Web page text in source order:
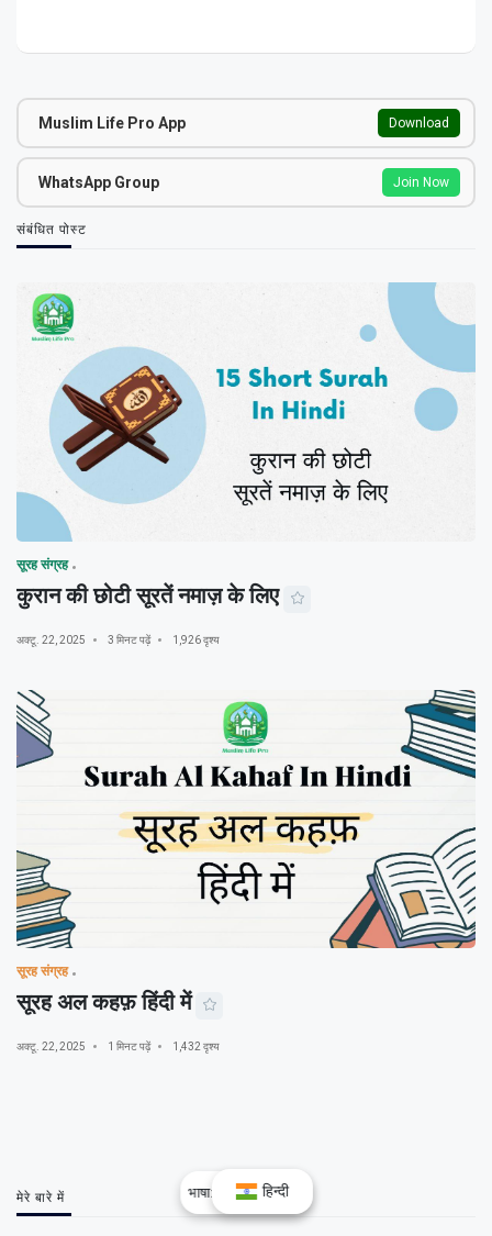
भाषा: हिन्दी
हिन्दी
Muslim Life Pro App Download
WhatsApp Group Join Now
संबंधित पोस्ट
सूरह संग्रह
कुरान की छोटी सूरतें नमाज़ के लिए
अक्टू. 22, 2025 3 मिनट पढ़ें 1,926 दृश्य
सूरह संग्रह
सूरह अल कहफ़ हिंदी में
अक्टू. 22, 2025 1 मिनट पढ़ें 1,432 दृश्य
मेरे बारे में